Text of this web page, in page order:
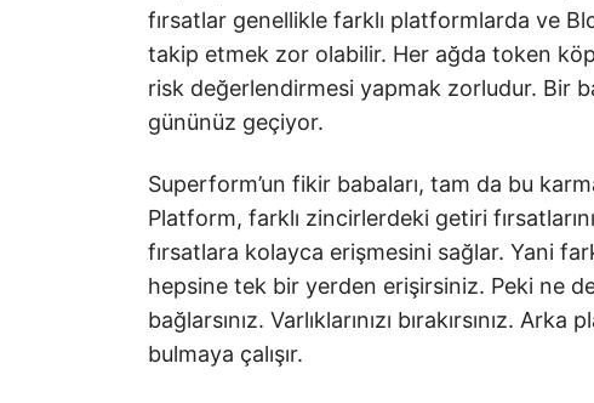
fırsatlar genellikle farklı platformlarda ve
takip etmek zor olabilir. Her ağda token
risk değerlendirmesi yapmak zorludur. Bir
gününüz geçiyor.
Superform’un fikir babaları, tam da bu
Platform, farklı zincirlerdeki getiri
fırsatlara kolayca erişmesini sağlar. Yani
hepsine tek bir yerden erişirsiniz. Peki ne
bağlarsınız. Varlıklarınızı bırakırsınız.
bulmaya çalışır.